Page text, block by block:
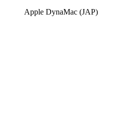
Apple DynaMac (JAP)